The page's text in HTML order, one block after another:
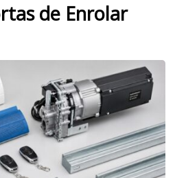
de Enrolar